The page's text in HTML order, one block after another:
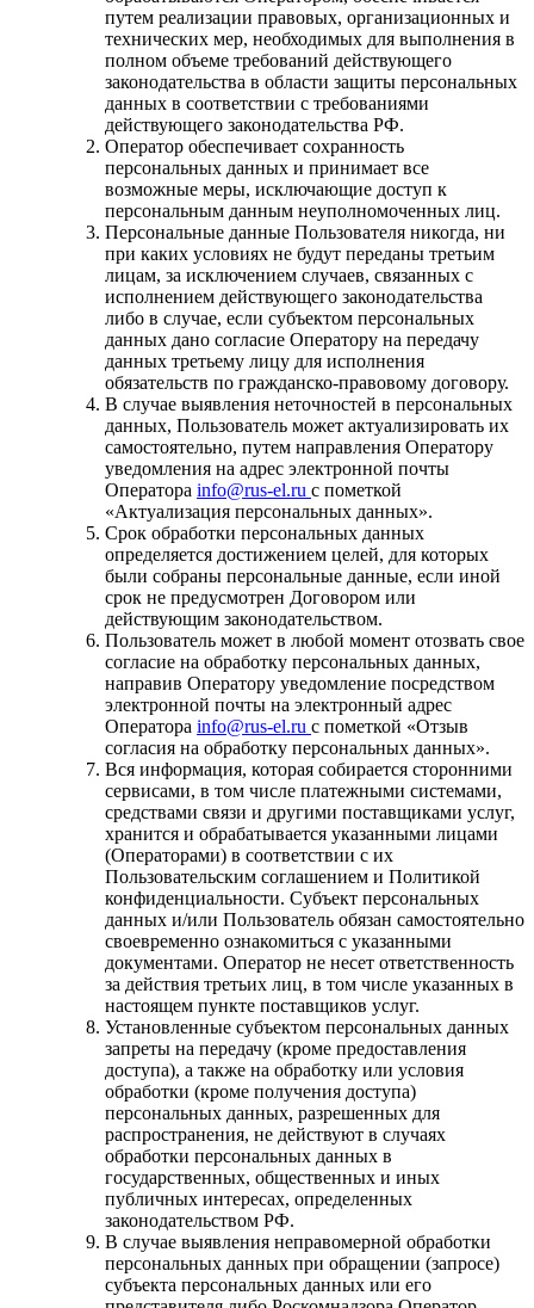
путем реализации правовых, организационных и
технических мер, необходимых для выполнения в
полном объеме требований действующего
законодательства в области защиты персональных
данных в соответствии с требованиями
действующего законодательства РФ.
Оператор обеспечивает сохранность
персональных данных и принимает все
возможные меры, исключающие доступ к
персональным данным неуполномоченных лиц.
Персональные данные Пользователя никогда, ни
при каких условиях не будут переданы третьим
лицам, за исключением случаев, связанных с
исполнением действующего законодательства
либо в случае, если субъектом персональных
данных дано согласие Оператору на передачу
данных третьему лицу для исполнения
обязательств по гражданско-правовому договору.
В случае выявления неточностей в персональных
данных, Пользователь может актуализировать их
самостоятельно, путем направления Оператору
уведомления на адрес электронной почты
Оператора info@rus-el.ru с пометкой
«Актуализация персональных данных».
Срок обработки персональных данных
определяется достижением целей, для которых
были собраны персональные данные, если иной
срок не предусмотрен Договором или
действующим законодательством.
Пользователь может в любой момент отозвать свое
согласие на обработку персональных данных,
направив Оператору уведомление посредством
электронной почты на электронный адрес
Оператора info@rus-el.ru с пометкой «Отзыв
согласия на обработку персональных данных».
Вся информация, которая собирается сторонними
сервисами, в том числе платежными системами,
средствами связи и другими поставщиками услуг,
хранится и обрабатывается указанными лицами
(Операторами) в соответствии с их
Пользовательским соглашением и Политикой
конфиденциальности. Субъект персональных
данных и/или Пользователь обязан самостоятельно
своевременно ознакомиться с указанными
документами. Оператор не несет ответственность
за действия третьих лиц, в том числе указанных в
настоящем пункте поставщиков услуг.
Установленные субъектом персональных данных
запреты на передачу (кроме предоставления
доступа), а также на обработку или условия
обработки (кроме получения доступа)
персональных данных, разрешенных для
распространения, не действуют в случаях
обработки персональных данных в
государственных, общественных и иных
публичных интересах, определенных
законодательством РФ.
В случае выявления неправомерной обработки
персональных данных при обращении (запросе)
субъекта персональных данных или его